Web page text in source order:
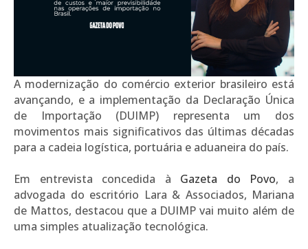
A modernização do comércio exterior brasileiro está
avançando, e a implementação da Declaração Única
de Importação (DUIMP) representa um dos
movimentos mais significativos das últimas décadas
para a cadeia logística, portuária e aduaneira do país.
Em entrevista concedida à Gazeta do Povo, a
advogada do escritório Lara & Associados, Mariana
de Mattos, destacou que a DUIMP vai muito além de
uma simples atualização tecnológica.